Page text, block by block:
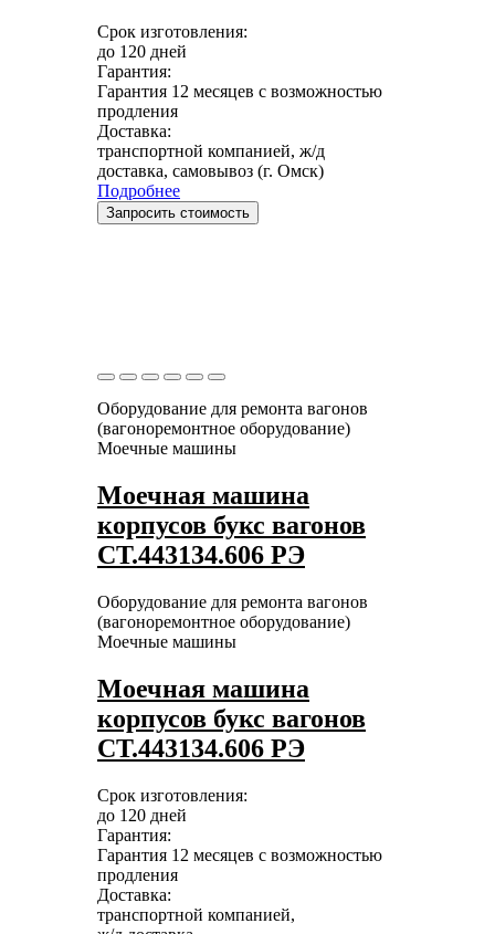
Срок изготовления:
до 120 дней
Гарантия:
Гарантия 12 месяцев с возможностью
продления
Доставка:
транспортной компанией, ж/д
доставка, самовывоз (г. Омск)
Подробнее
Запросить стоимость
Оборудование для ремонта вагонов
(вагоноремонтное оборудование)
Моечные машины
Моечная машина
корпусов букс вагонов
СТ.443134.606 РЭ
Оборудование для ремонта вагонов
(вагоноремонтное оборудование)
Моечные машины
Моечная машина
корпусов букс вагонов
СТ.443134.606 РЭ
Срок изготовления:
до 120 дней
Гарантия:
Гарантия 12 месяцев с возможностью
продления
Доставка:
транспортной компанией,